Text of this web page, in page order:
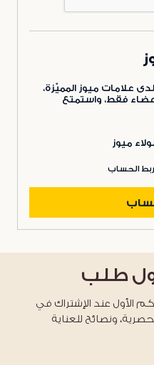
علامات ميوز المميّزة،
فقط، واستمتع
ميوز
الحساب
طلب
%10 على طلبكم الأول عند الإشتراك في
ونصائح للعناية